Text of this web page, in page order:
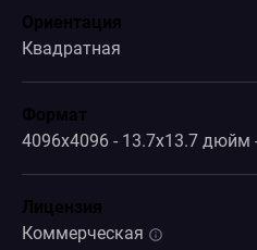
Ориентация
Квадратная
Формат
4096x4096 - 13.7x13.7 дюйм
Лицензия
Коммерческая